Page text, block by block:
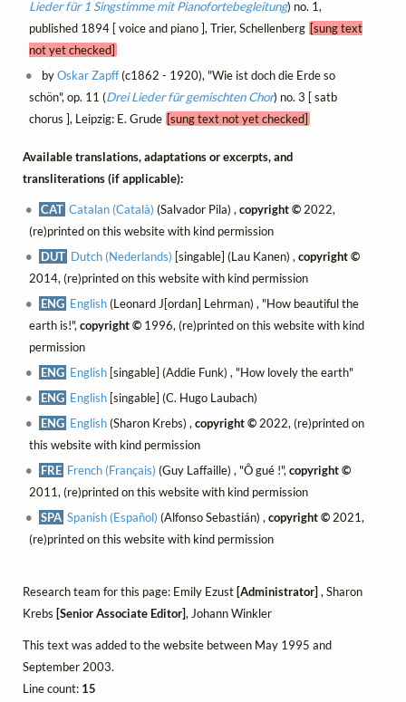
Lieder für 1 Singstimme mit Pianofortebegleitung) no. 1,
published 1894 [ voice and piano ], Trier, Schellenberg [sung text
not yet checked]
byOskar Zapff(c1862 - 1920), "Wie ist doch die Erde so
schön", op. 11 (Drei Lieder für gemischten Chor) no. 3 [ satb
chorus ], Leipzig: E. Grude [sung text not yet checked]
Available translations, adaptations or excerpts, and
transliterations (if applicable):
CAT Catalan (Català) (Salvador Pila) ,copyright © 2022,
(re)printed on this website with kind permission
DUT Dutch (Nederlands) [singable] (Lau Kanen) ,copyright ©
2014, (re)printed on this website with kind permission
ENG English(Leonard J[ordan] Lehrman) , "How beautiful the
earth is!", copyright ©1996, (re)printed on this website with kind
permission
ENG English [singable] (Addie Funk) , "How lovely the earth"
ENG English [singable] (C. Hugo Laubach)
ENG English(Sharon Krebs) ,copyright ©2022, (re)printed on
this website with kind permission
FRE French (Français) (Guy Laffaille) , "Ô gué !",copyright ©
2011, (re)printed on this website with kind permission
SPA Spanish (Español) (Alfonso Sebastián) ,copyright ©2021,
(re)printed on this website with kind permission
Research team for this page: Emily Ezust [Administrator] , Sharon
Krebs [Senior Associate Editor], Johann Winkler
This text was added to the website between May 1995 and
September 2003.
Line count: 15